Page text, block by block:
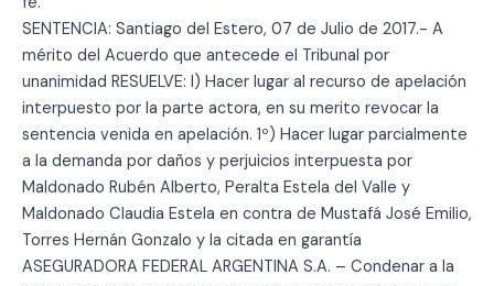
SENTENCIA: Santiago del Estero, 07 de Julio de 2017.- A
mérito del Acuerdo que antecede el Tribunal por
unanimidad RESUELVE: I) Hacer lugar al recurso de apelación
interpuesto por la parte actora, en su merito revocar la
sentencia venida en apelación. 1º) Hacer lugar parcialmente
a la demanda por daños y perjuicios interpuesta por
Maldonado Rubén Alberto, Peralta Estela del Valle y
Maldonado Claudia Estela en contra de Mustafá José Emilio,
Torres Hernán Gonzalo y la citada en garantía
ASEGURADORA FEDERAL ARGENTINA S.A. – Condenar a la